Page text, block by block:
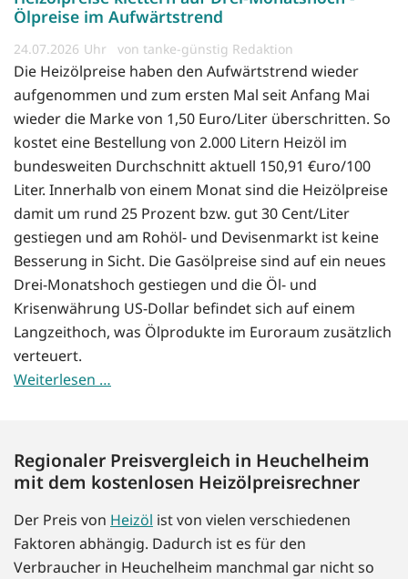
Ölpreise im Aufwärtstrend
24.07.2026 von tanke-günstig Redaktion
Die Heizölpreise haben den Aufwärtstrend wieder
aufgenommen und zum ersten Mal seit Anfang Mai
wieder die Marke von 1,50 Euro/Liter überschritten. So
kostet eine Bestellung von 2.000 Litern Heizöl im
bundesweiten Durchschnitt aktuell 150,91 €uro/100
Liter. Innerhalb von einem Monat sind die Heizölpreise
damit um rund 25 Prozent bzw. gut 30 Cent/Liter
gestiegen und am Rohöl- und Devisenmarkt ist keine
Besserung in Sicht. Die Gasölpreise sind auf ein neues
Drei-Monatshoch gestiegen und die Öl- und
Krisenwährung US-Dollar befindet sich auf einem
Langzeithoch, was Ölprodukte im Euroraum zusätzlich
verteuert.
Weiterlesen …
Regionaler Preisvergleich in Heuchelheim
mit dem kostenlosen Heizölpreisrechner
Der Preis von Heizöl ist von vielen verschiedenen
Faktoren abhängig. Dadurch ist es für den
Verbraucher in Heuchelheim manchmal gar nicht so